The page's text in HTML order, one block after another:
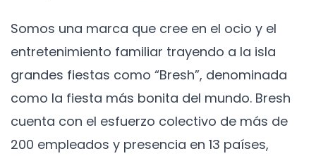
Somos una marca que cree en el ocio y el
entretenimiento familiar trayendo a la isla
grandes fiestas como “Bresh”, denominada
como la fiesta más bonita del mundo. Bresh
cuenta con el esfuerzo colectivo de más de
200 empleados y presencia en 13 países,